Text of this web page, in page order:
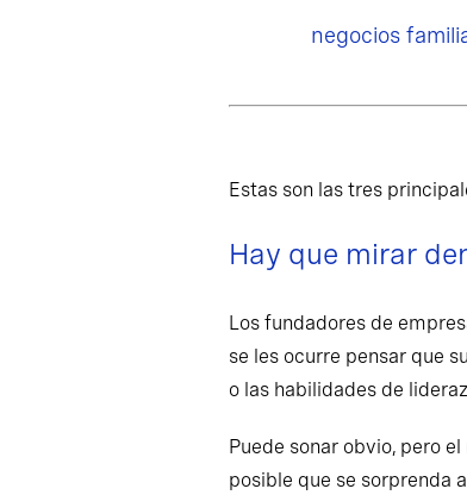
negocios
Estas son las tres
Hay que mirar
Los fundadores de
se les ocurre pensar que
o las habilidades de
Puede sonar obvio, pero
posible que se sorprenda